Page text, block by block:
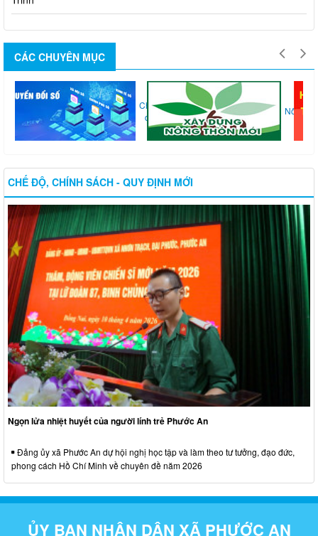
CÁC CHUYÊN MỤC
Chuyển
đổi...
Nông...
CHẾ ĐỘ, CHÍNH SÁCH - QUY ĐỊNH MỚI
Ngọn lửa nhiệt huyết của người lính trẻ Phước An
Đảng ủy xã Phước An dự hội nghị học tập và làm theo tư tưởng, đạo đức,
phong cách Hồ Chí Minh về chuyên đề năm 2026
ỦY BAN NHÂN DÂN XÃ PHƯỚC AN